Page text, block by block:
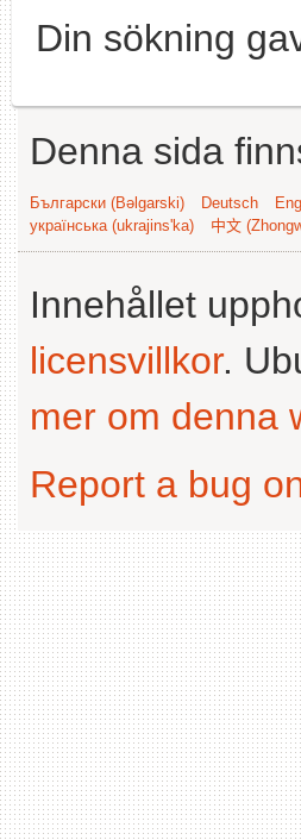
Din sökning
Denna sida
Български (Bəlgarski) Deutsch
українська (ukrajins'ka)
中文
Innehållet
licensvillkor.
mer om denna
Report a bug